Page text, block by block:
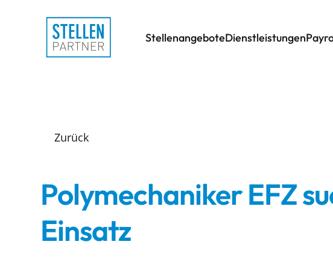
StellenangeboteDienstleistungen
Zurück
Polymechaniker EFZ
Einsatz